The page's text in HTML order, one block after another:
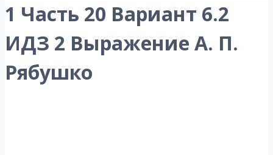
1 Часть 20 Вариант 6.2
ИДЗ 2 Выражение А. П.
Рябушко